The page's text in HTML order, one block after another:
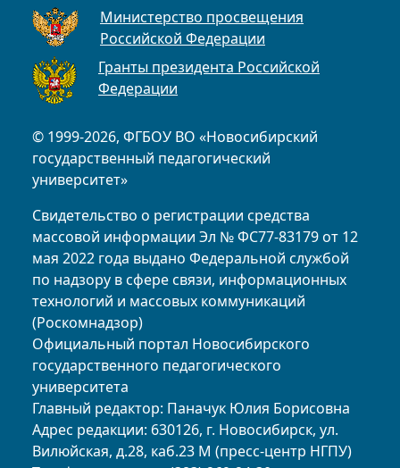
© 1999-2026, ФГБОУ ВО «Новосибирский
государственный педагогический
университет»
Свидетельство о регистрации средства
массовой информации Эл № ФС77-83179 от 12
мая 2022 года выдано Федеральной службой
по надзору в сфере связи, информационных
технологий и массовых коммуникаций
(Роскомнадзор)
Официальный портал Новосибирского
государственного педагогического
университета
Главный редактор: Паначук Юлия Борисовна
Адрес редакции: 630126, г. Новосибирск, ул.
Вилюйская, д.28, каб.23 М (пресс-центр НГПУ)
Министерство просвещения
Российской Федерации
Гранты президента Российской
Федерации